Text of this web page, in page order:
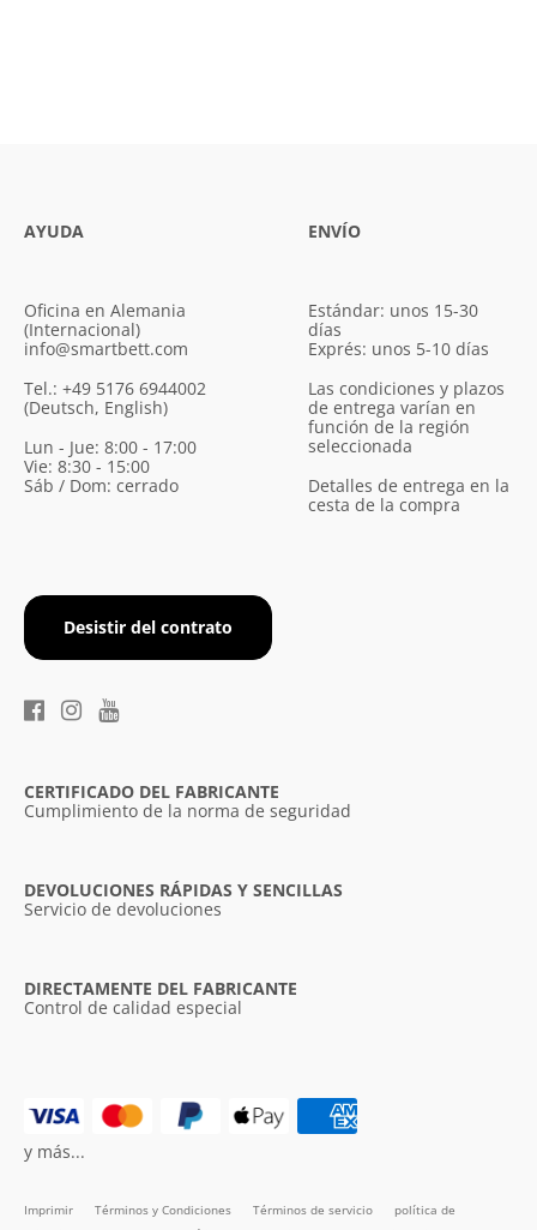
AYUDA
Oficina en Alemania
(Internacional)
info@smartbett.com
Tel.: +49 5176 6944002
(Deutsch, English)
Lun - Jue: 8:00 - 17:00
Vie: 8:30 - 15:00
Sáb / Dom: cerrado
Desistir del contrato
ENVÍO
Estándar: unos 15-30
días
Exprés: unos 5-10 días
Las condiciones y plazos
de entrega varían en
función de la región
seleccionada
Detalles de entrega en la
cesta de la compra
CERTIFICADO DEL FABRICANTE
Cumplimiento de la norma de seguridad
DEVOLUCIONES RÁPIDAS Y SENCILLAS
Servicio de devoluciones
DIRECTAMENTE DEL FABRICANTE
Control de calidad especial
Imprimir Términos y Condiciones Términos de servicio
política de
y más...